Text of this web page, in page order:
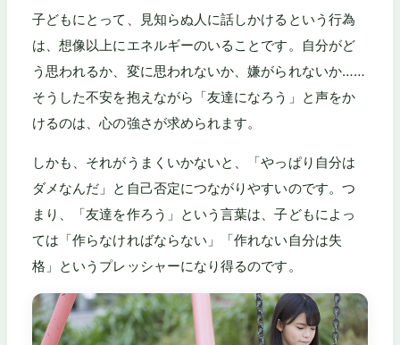
子どもにとって、見知らぬ人に話しかけるという行為
は、想像以上にエネルギーのいることです。自分がど
う思われるか、変に思われないか、嫌がられないか……
そうした不安を抱えながら「友達になろう」と声をか
けるのは、心の強さが求められます。
しかも、それがうまくいかないと、「やっぱり自分は
ダメなんだ」と自己否定につながりやすいのです。つ
まり、「友達を作ろう」という言葉は、子どもによっ
ては「作らなければならない」「作れない自分は失
格」というプレッシャーになり得るのです。